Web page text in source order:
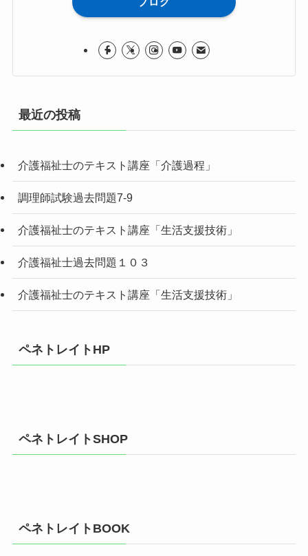
最近の投稿
介護福祉士のテキスト講座「介護過程」
調理師試験過去問題7-9
介護福祉士のテキスト講座「生活支援技術」
介護福祉士過去問題１０３
介護福祉士のテキスト講座「生活支援技術」
ペネトレイトHP
ペネトレイトSHOP
ペネトレイトBOOK